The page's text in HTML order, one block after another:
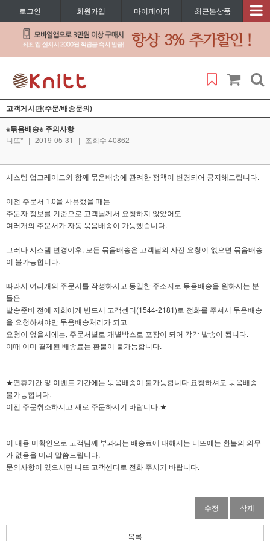
로그인 회원가입 마이페이지 최근본상품
고객게시판(주문/배송문의)
※묶음배송※ 주의사항
니뜨* | 2019-05-31 | 조회수 40862
시스템 업그레이드와 함께 묶음배송에 관려한 정책이 변경되어 공지해드립니다.
이전 주문서 1.0을 사용했을 때는
주문자 정보를 기준으로 고객님께서 요청하지 않았어도
여러개의 주문서가 자동 묶음배송이 가능했습니다.
그러나 시스템 변경이후, 모든 묶음배송은 고객님의 사전 요청이 없으면 묶음배송
이 불가능합니다.
따라서 여러개의 주문서를 작성하시고 동일한 주소지로 묶음배송을 원하시는 분
들은
발송준비 전에 저희에게 반드시 고객센터(1544-2181)로 전화를 주셔서 묶음배송
을 요청하셔야만 묶음배송처리가 되고
요청이 없을시에는, 주문서별로 개별박스로 포장이 되어 각각 발송이 됩니다.
이때 이미 결제된 배송료는 환불이 불가능합니다.
★연휴기간 및 이벤트 기간에는 묶음배송이 불가능합니다 요청하셔도 묶음배송
불가능합니다.
이전 주문취소하시고 새로 주문하시기 바랍니다.★
이 내용 미확인으로 고객님께 부과되는 배송료에 대해서는 니뜨에는 환불의 의무
가 없음을 미리 말씀드립니다.
문의사항이 있으시면 니뜨 고객센터로 전화 주시기 바랍니다.
수정 삭제
목록